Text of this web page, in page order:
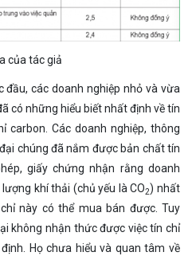
của tác giả
đầu, các doanh nghiệp nhỏ và vừa
có những hiểu biết nhất định về tín
carbon. Các doanh nghiệp, thông
chúng đã nắm được bản chất tín
giấy chứng nhận rằng doanh
khí thải (chủ yếu là CO2) nhất
này có thể mua bán được. Tuy
không nhận thức được việc tín chỉ
Họ chưa hiểu và quan tâm về